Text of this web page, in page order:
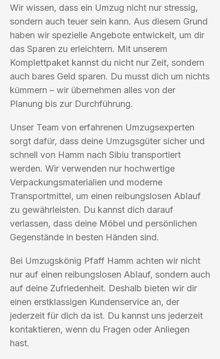
Wir wissen, dass ein Umzug nicht nur stressig,
sondern auch teuer sein kann. Aus diesem Grund
haben wir spezielle Angebote entwickelt, um dir
das Sparen zu erleichtern. Mit unserem
Komplettpaket kannst du nicht nur Zeit, sondern
auch bares Geld sparen. Du musst dich um nichts
kümmern – wir übernehmen alles von der
Planung bis zur Durchführung.
Unser Team von erfahrenen Umzugsexperten
sorgt dafür, dass deine Umzugsgüter sicher und
schnell von Hamm nach Sibiu transportiert
werden. Wir verwenden nur hochwertige
Verpackungsmaterialien und moderne
Transportmittel, um einen reibungslosen Ablauf
zu gewährleisten. Du kannst dich darauf
verlassen, dass deine Möbel und persönlichen
Gegenstände in besten Händen sind.
Bei Umzugskönig Pfaff Hamm achten wir nicht
nur auf einen reibungslosen Ablauf, sondern auch
auf deine Zufriedenheit. Deshalb bieten wir dir
einen erstklassigen Kundenservice an, der
jederzeit für dich da ist. Du kannst uns jederzeit
kontaktieren, wenn du Fragen oder Anliegen
hast.